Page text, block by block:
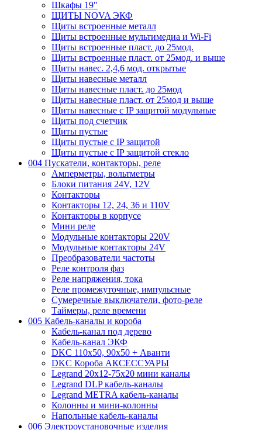
Шкафы 19"
ЩИТЫ NOVA ЭКФ
Щиты встроенные металл
Щиты встроенные мультимедиа и Wi-Fi
Щиты встроенные пласт. до 25мод.
Щиты встроенные пласт. от 25мод. и выше
Щиты навес. 2,4,6 мод. открытые
Щиты навесные металл
Щиты навесные пласт. до 25мод
Щиты навесные пласт. от 25мод и выше
Щиты навесные с IP защитой модульные
Щиты под счетчик
Щиты пустые
Щиты пустые с IP защитой
Щиты пустые с IP защитой стекло
004 Пускатели, контакторы, реле
Амперметры, вольтметры
Блоки питания 24V, 12V
Контакторы
Контакторы 12, 24, 36 и 110V
Контакторы в корпусе
Мини реле
Модульные контакторы 220V
Модульные контакторы 24V
Преобразователи частоты
Реле контроля фаз
Реле напряжения, тока
Реле промежуточные, импульсные
Сумеречные выключатели, фото-реле
Таймеры, реле времени
005 Кабель-каналы и короба
Кабель-канал под дерево
Кабель-канал ЭКФ
DKC 110х50, 90х50 + Аванти
DKC Короба АКСЕССУАРЫ
Legrand 20х12-75х20 мини каналы
Legrand DLP кабель-каналы
Legrand METRA кабель-каналы
Колонны и мини-колонны
Напольные кабель-каналы
006 Электроустановочные изделия